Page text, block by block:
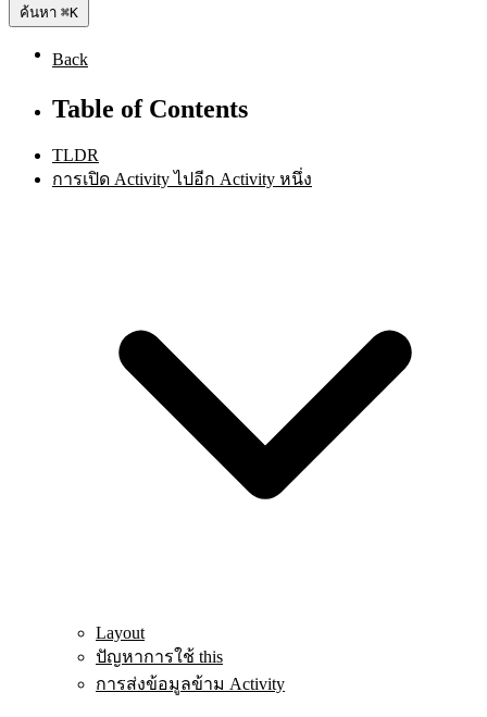
ค้นหา ⌘K
Back
Table of Contents
TLDR
การเปิด Activity ไปอีก Activity หนึ่ง
Layout
ปัญหาการใช้ this
การส่งข้อมูลข้าม Activity